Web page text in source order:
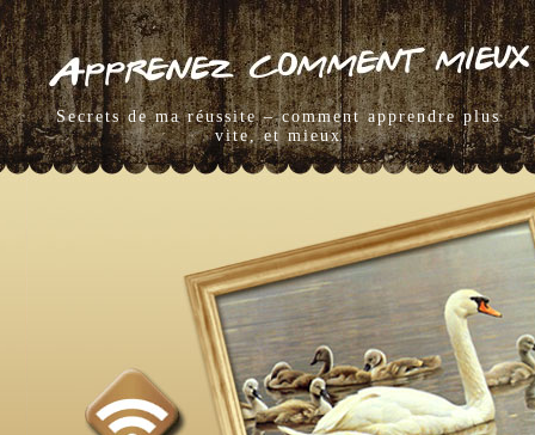
Secrets de ma réussite – comment apprendre plus
vite, et mieux